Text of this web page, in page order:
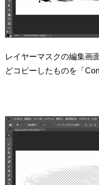
レイヤーマスクの編集画
どコピーしたものを「